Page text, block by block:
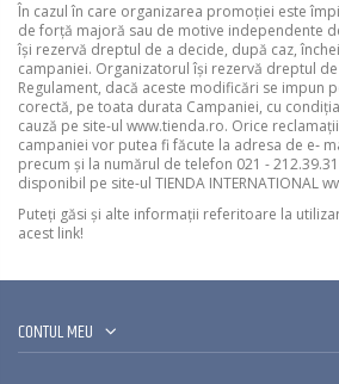
În cazul în care organizarea promoției este
de forță majoră sau de motive independente
își rezervă dreptul de a decide, după caz,
campaniei. Organizatorul își rezervă dreptul
Regulament, dacă aceste modificări se impun
corectă, pe toata durata Campaniei, cu
cauză pe site-ul www.tienda.ro. Orice
campaniei vor putea fi făcute la adresa de e‐
precum și la numărul de telefon 021 -­
disponibil pe site-­ul TIENDA INTERNATIONAL
Puteți găsi și alte informații referitoare la
acest link!
CONTUL MEU